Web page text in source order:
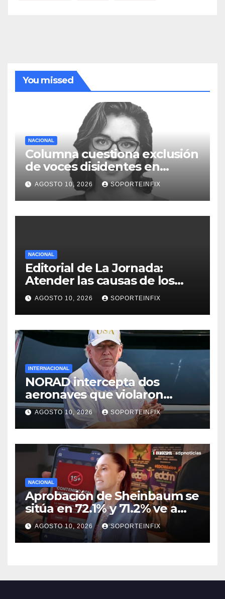
You missed
NACIONAL
Columna cuestiona exclusión
de voces disidentes en
debate sobre fracking
AGOSTO 10, 2026 SOPORTEINFIX
NACIONAL
Editorial de La Jornada:
Atender las causas de los
problemas en la Cuarta
Transformación
AGOSTO 10, 2026 SOPORTEINFIX
INTERNACIONAL
NORAD intercepta dos
aeronaves que violaron
espacio aéreo restringido en
Bedminster
AGOSTO 10, 2026 SOPORTEINFIX
NACIONAL
Aprobación de Sheinbaum se
sitúa en 72.1% y 71.2% ve a
padres como principales
responsables de menores en
redes
AGOSTO 10, 2026 SOPORTEINFIX